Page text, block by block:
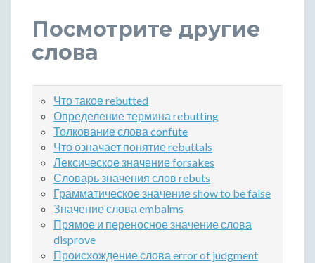
Посмотрите другие
слова
Что такое rebutted
Определение термина rebutting
Толкование слова confute
Что означает понятие rebuttals
Лексическое значение forsakes
Словарь значения слов rebuts
Грамматическое значение show to be false
Значение слова embalms
Прямое и переносное значение слова
disprove
Происхождение слова error of judgment